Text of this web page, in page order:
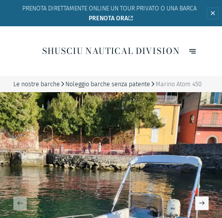
PRENOTA DIRETTAMENTE ONLINE UN TOUR PRIVATO O UNA BARCA
PRENOTA ORA
SHUSCIU NAUTICAL DIVISION
Le nostre barche Noleggio barche senza patente Marino Atom 450